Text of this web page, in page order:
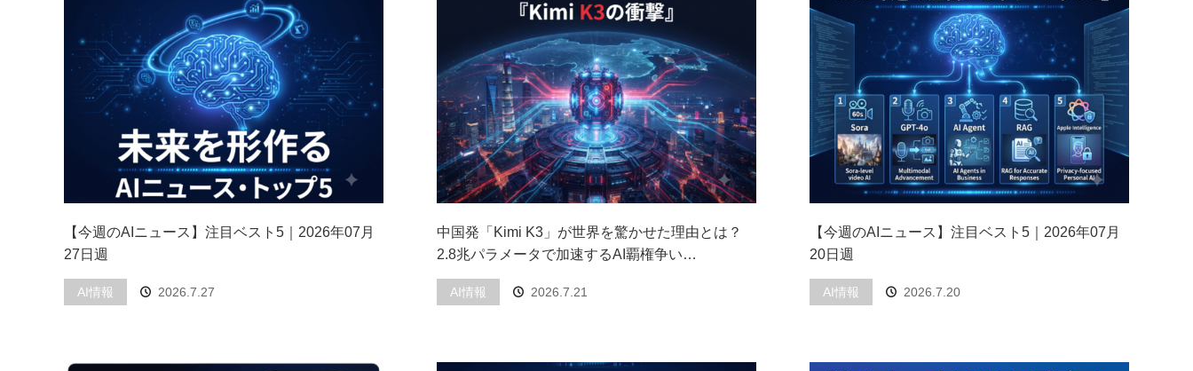
【今週のAIニュース】注目ベスト5｜2026年07月
27日週
AI情報 2026.7.27
中国発「Kimi K3」が世界を驚かせた理由とは？
2.8兆パラメータで加速するAI覇権争い…
AI情報 2026.7.21
【今週のAIニュース】注目ベスト5｜2026年07月
20日週
AI情報 2026.7.20